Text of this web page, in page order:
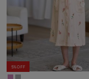
5%OFF